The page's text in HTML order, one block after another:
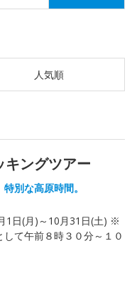
人気順
ングツアー
別な高原時間。
1日(月)～10月31日(土) ※
て午前８時３０分～１０